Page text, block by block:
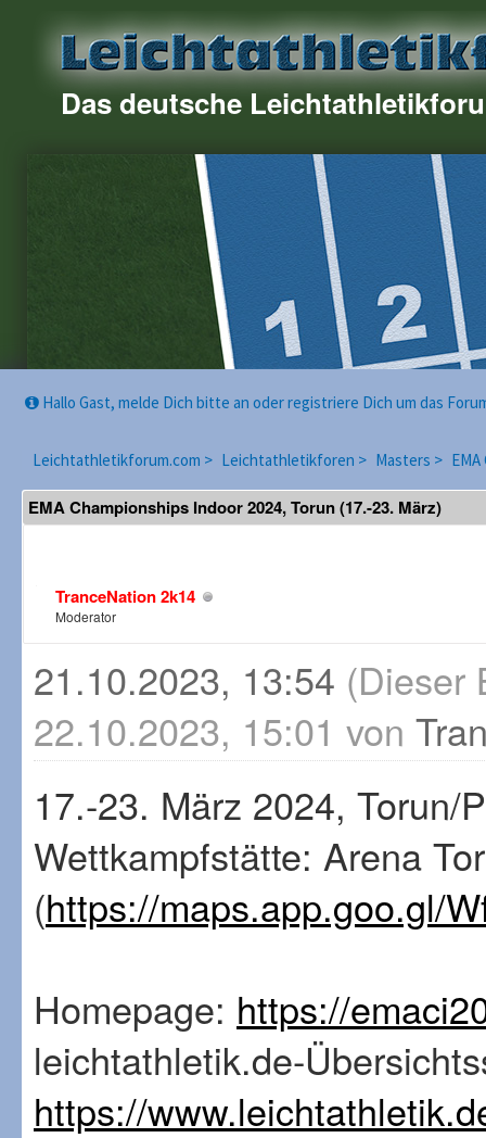
Das deutsche
Hallo Gast, melde Dich bitte an oder registriere Dich um das
Leichtathletikforum.com > Leichtathletikforen > Masters >
EMA Championships Indoor 2024, Torun (17.-23. März)
TranceNation 2k14
Moderator
21.10.2023, 13:54 (Dieser
22.10.2023, 15:01 von
17.-23. März 2024, Torun/
Wettkampfstätte: Arena
(https://maps.app.goo.gl/
Homepage: https://
leichtathletik.de-
https://